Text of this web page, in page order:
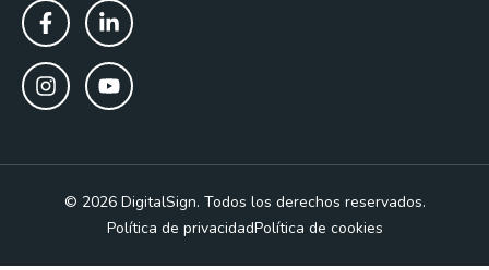
© 2026 DigitalSign. Todos los derechos reservados.
Política de privacidadPolítica de cookies